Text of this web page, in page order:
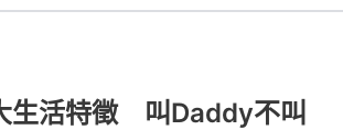
生活特徵 叫Daddy不叫